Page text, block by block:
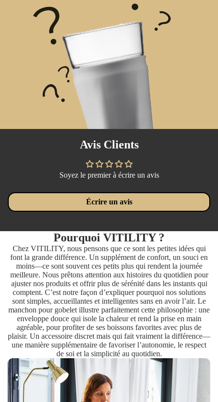
Avis Clients
Soyez le premier à écrire un avis
Écrire un avis
Pourquoi VITILITY ?
Chez VITILITY, nous pensons que ce sont les petites idées qui
font la grande différence. Un supplément de confort, un souci en
moins—ce sont souvent ces petits plus qui rendent la journée
meilleure. Nous prêtons attention aux histoires du quotidien pour
ajuster nos produits et offrir plus de sérénité dans les instants qui
comptent. C’est notre façon d’expliquer pourquoi nos solutions
sont simples, accueillantes et intelligentes sans en avoir l’air. Le
manchon pour gobelet illustre parfaitement cette philosophie : une
enveloppe douce qui isole la chaleur et rend la prise en main
agréable, pour profiter de ses boissons favorites avec plus de
plaisir. Un accessoire discret mais qui fait vraiment la différence—
une manière supplémentaire de favoriser l’autonomie, le respect
de soi et la simplicité au quotidien.